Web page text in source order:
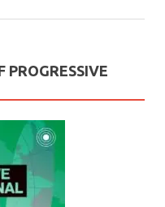
PROGRESSIVE